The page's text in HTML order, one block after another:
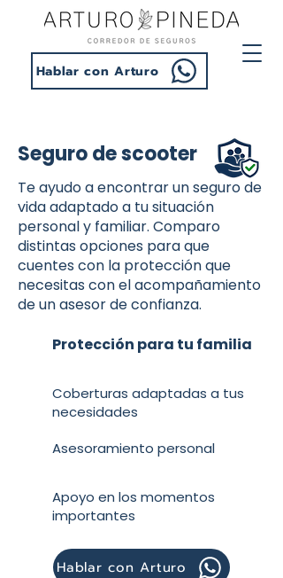
Hablar con Arturo
Seguro de scooter
Te ayudo a encontrar un seguro de
vida adaptado a tu situación
personal y familiar. Comparo
distintas opciones para que
cuentes con la protección que
necesitas con el acompañamiento
de un asesor de confianza.
Protección para tu familia
Coberturas adaptadas a tus
necesidades
Asesoramiento personal
Apoyo en los momentos
importantes
Hablar con Arturo